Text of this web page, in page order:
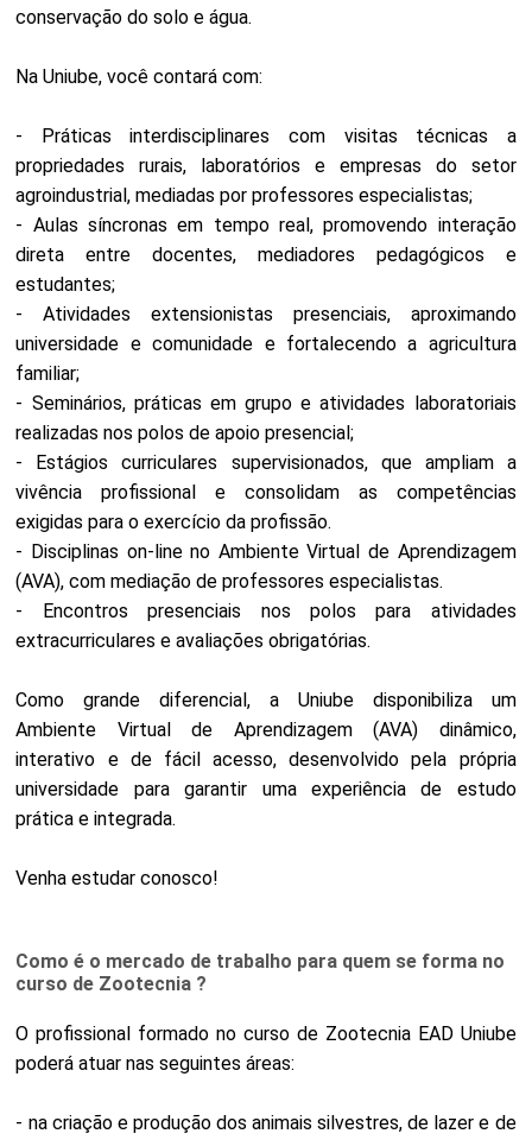
conservação do solo e água.
Na Uniube, você contará com:
- Práticas interdisciplinares com visitas técnicas a
propriedades rurais, laboratórios e empresas do setor
agroindustrial, mediadas por professores especialistas;
- Aulas síncronas em tempo real, promovendo interação
direta entre docentes, mediadores pedagógicos e
estudantes;
- Atividades extensionistas presenciais, aproximando
universidade e comunidade e fortalecendo a agricultura
familiar;
- Seminários, práticas em grupo e atividades laboratoriais
realizadas nos polos de apoio presencial;
- Estágios curriculares supervisionados, que ampliam a
vivência profissional e consolidam as competências
exigidas para o exercício da profissão.
- Disciplinas on-line no Ambiente Virtual de Aprendizagem
(AVA), com mediação de professores especialistas.
- Encontros presenciais nos polos para atividades
extracurriculares e avaliações obrigatórias.
Como grande diferencial, a Uniube disponibiliza um
Ambiente Virtual de Aprendizagem (AVA) dinâmico,
interativo e de fácil acesso, desenvolvido pela própria
universidade para garantir uma experiência de estudo
prática e integrada.
Venha estudar conosco!
Como é o mercado de trabalho para quem se forma no
curso de Zootecnia ?
O profissional formado no curso de Zootecnia EAD Uniube
poderá atuar nas seguintes áreas:
- na criação e produção dos animais silvestres, de lazer e de